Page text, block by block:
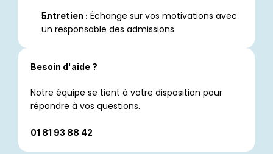
Entretien : Échange sur vos motivations avec
un responsable des admissions.
Besoin d'aide ?
Notre équipe se tient à votre disposition pour
répondre à vos questions.
01 81 93 88 42